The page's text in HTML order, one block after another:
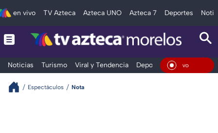
en vivo TV Azteca Azteca UNO Azteca 7 Deportes
Noticias Turismo Viral y Tendencia Deportes Espectáculos
En
Espectáculos Nota